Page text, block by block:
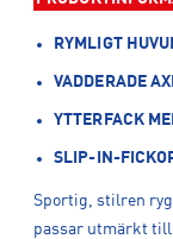
RYMLIGT
VADDERADE
YTTERFACK
SLIP-IN-
Sportig, stilren
passar utmärkt till